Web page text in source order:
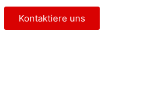
Kontaktiere uns